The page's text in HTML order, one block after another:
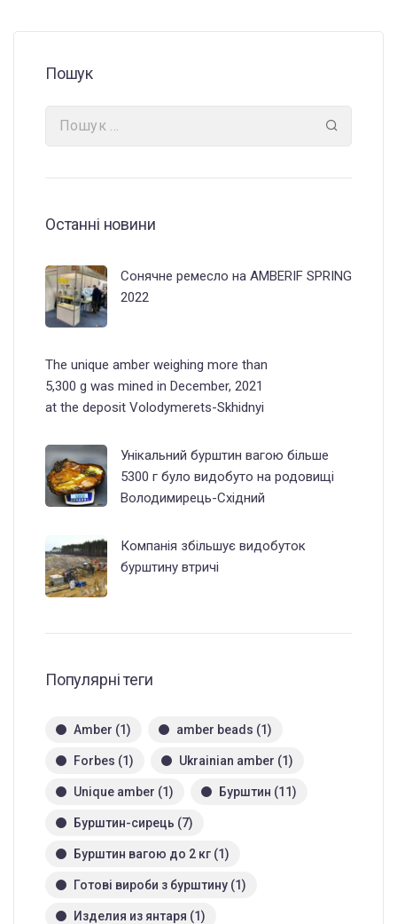
Пошук
Останні новини
Сонячне ремесло на AMBERIF SPRING
2022
The unique amber weighing more than
5,300 g was mined in December, 2021
at the deposit Volodymerets-Skhidnyi
Унікальний бурштин вагою більше
5300 г було видобуто на родовищі
Володимирець-Східний
Компанія збільшує видобуток
бурштину втричі
Популярні теги
Amber (1) amber beads (1)
Forbes (1) Ukrainian amber (1)
Unique amber (1) Бурштин (11)
Бурштин-сирець (7)
Бурштин вагою до 2 кг (1)
Готові вироби з бурштину (1)
Изделия из янтаря (1)